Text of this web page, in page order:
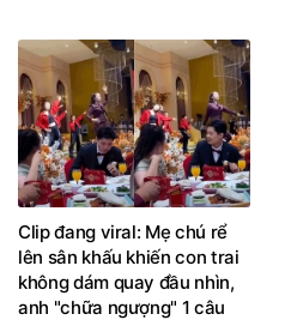
Clip đang viral: Mẹ chú rể
lên sân khấu khiến con trai
không dám quay đầu nhìn,
anh "chữa ngượng" 1 câu